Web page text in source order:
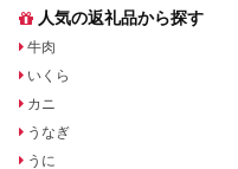
人気の返礼品から探す
牛肉
いくら
カニ
うなぎ
うに